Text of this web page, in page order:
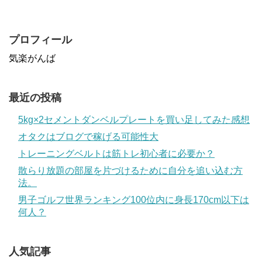
プロフィール
気楽がんば
最近の投稿
5kg×2セメントダンベルプレートを買い足してみた感想
オタクはブログで稼げる可能性大
トレーニングベルトは筋トレ初心者に必要か？
散らり放題の部屋を片づけるために自分を追い込む方
法。
男子ゴルフ世界ランキング100位内に身長170cm以下は
何人？
人気記事